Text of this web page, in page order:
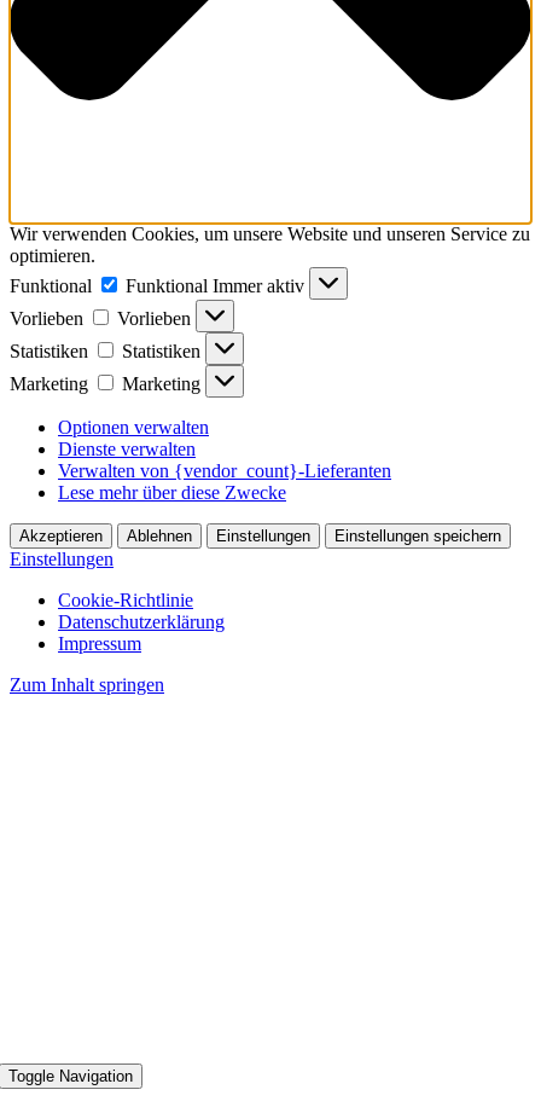
Wir verwenden Cookies, um unsere Website und unseren Service zu
optimieren.
Funktional
Funktional Immer aktiv
Vorlieben
Vorlieben
Statistiken
Statistiken
Marketing
Marketing
Optionen verwalten
Dienste verwalten
Verwalten von {vendor_count}-Lieferanten
Lese mehr über diese Zwecke
Akzeptieren Ablehnen Einstellungen Einstellungen speichern
Einstellungen
Cookie-Richtlinie
Datenschutzerklärung
Impressum
Zum Inhalt springen
Toggle Navigation